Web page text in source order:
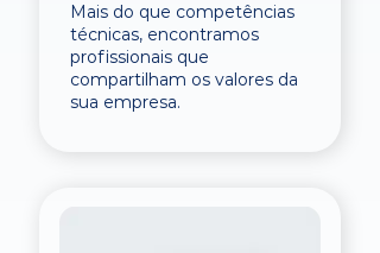
Mais do que competências
técnicas, encontramos
profissionais que
compartilham os valores da
sua empresa.